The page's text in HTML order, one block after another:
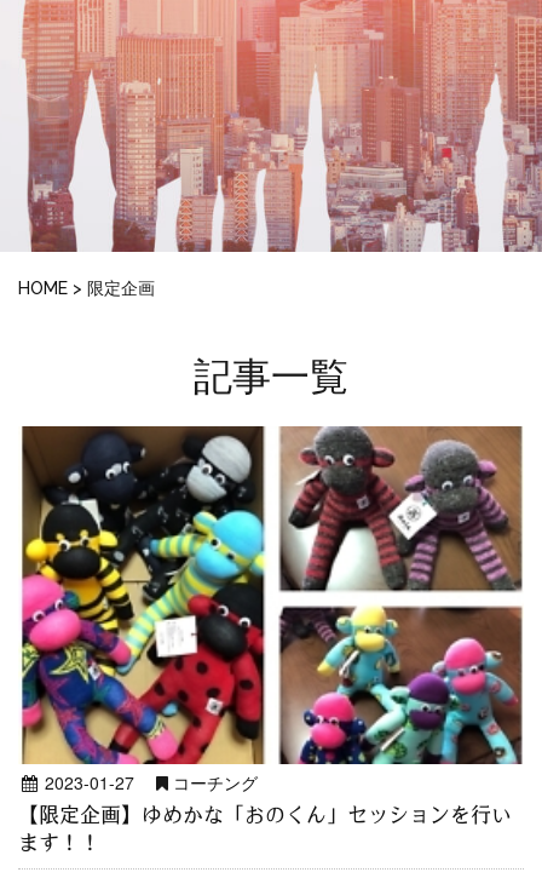
HOME > 限定企画
記事一覧
2023-01-27 コーチング
【限定企画】ゆめかな「おのくん」セッションを行い
ます！！